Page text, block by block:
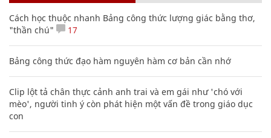
Cách học thuộc nhanh Bảng công thức lượng giác bằng thơ,
"thần chú"
17
Bảng công thức đạo hàm nguyên hàm cơ bản cần nhớ
Clip lột tả chân thực cảnh anh trai và em gái như 'chó với
mèo', người tinh ý còn phát hiện một vấn đề trong giáo dục
con